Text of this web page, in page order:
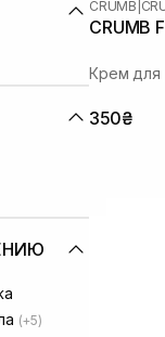
(+5)
CRUMB
CRUMB
Крем для
350₴